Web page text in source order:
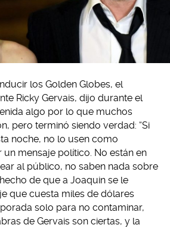
los Golden Globes, el
Ricky Gervais, dijo durante el
algo por lo que muchos
pero terminó siendo verdad: “Si
noche, no lo usen como
mensaje político. No están en
al público, no saben nada sobre
de que a Joaquin se le
que cuesta miles de dólares
solo para no contaminar,
de Gervais son ciertas, y la